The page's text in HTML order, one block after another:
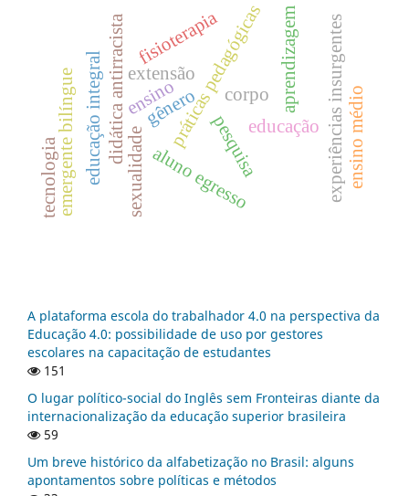
educação
corpo
ensino
pesquisa
extensãopráticas pedagógicas
didática antirracista experiências insurgentes
educação integral aluno egresso
fisioterapia
emergente bilíngue gênero
sexualidade
tecnologia
aprendizagem
ensino médio
A plataforma escola do trabalhador 4.0 na perspectiva da
Educação 4.0: possibilidade de uso por gestores
escolares na capacitação de estudantes
151
O lugar político-social do Inglês sem Fronteiras diante da
internacionalização da educação superior brasileira
59
Um breve histórico da alfabetização no Brasil: alguns
apontamentos sobre políticas e métodos